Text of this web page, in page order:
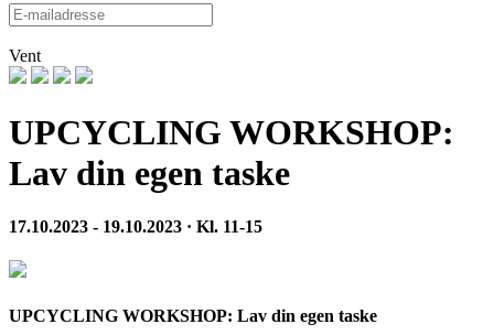
Vent
UPCYCLING WORKSHOP:
Lav din egen taske
17.10.2023 - 19.10.2023 · Kl. 11-15
UPCYCLING WORKSHOP: Lav din egen taske